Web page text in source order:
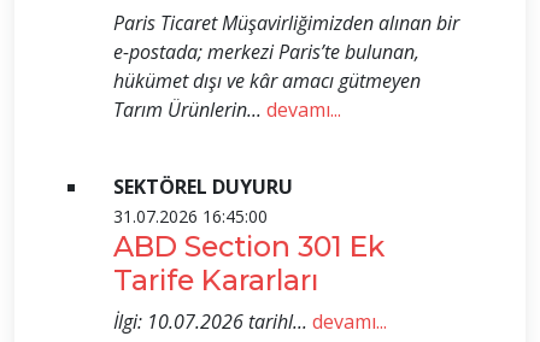
Paris Ticaret Müşavirliğimizden alınan bir
e-postada; merkezi Paris’te bulunan,
hükümet dışı ve kâr amacı gütmeyen
Tarım Ürünlerin... devamı...
SEKTÖREL DUYURU
31.07.2026 16:45:00
ABD Section 301 Ek
Tarife Kararları
İlgi: 10.07.2026 tarihl... devamı...